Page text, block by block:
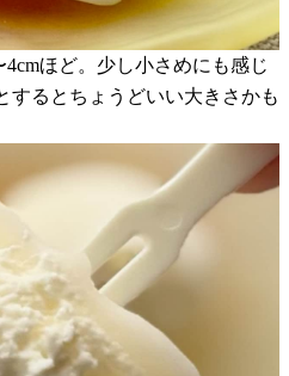
ほど。少し小さめにも感じ
するとちょうどいい大きさかも